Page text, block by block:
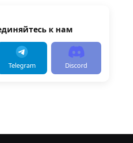
к нам
Telegram Discord